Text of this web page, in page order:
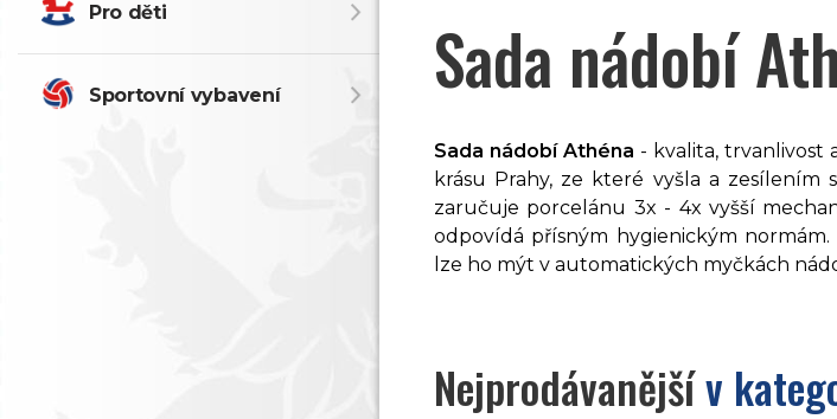
Pro děti
Sportovní vybavení Sada nádobí
Sada nádobí Athéna - kvalita, trvanlivost
krásu Prahy, ze které vyšla a zesílením
zaručuje porcelánu 3x - 4x vyšší
odpovídá přísným hygienickým
lze ho mýt v automatických myčkách
Nejprodávanějšív